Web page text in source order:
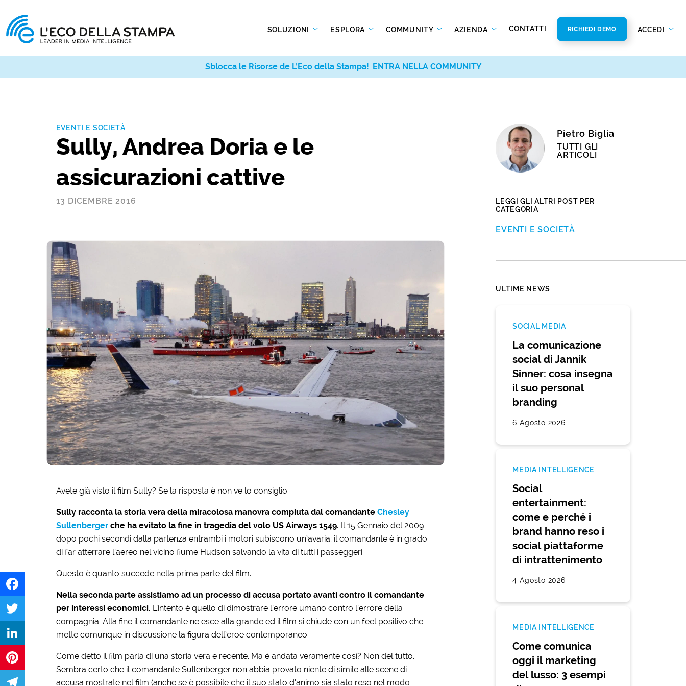
SOLUZIONI ESPLORA COMMUNITY AZIENDA CONTATTI RICHIEDI DEMO ACCEDI
Facebook
Twitter
LinkedIn
Pinterest
EVENTI E SOCIETÀ
Sully, Andrea Doria e le
assicurazioni cattive
13 DICEMBRE 2016
Avete già visto il film Sully? Se la risposta è non ve lo consiglio.
Sully racconta la storia vera della miracolosa manovra compiuta dal comandante Chesley
Sullenbergerche ha evitato la fine in tragedia del volo US Airways 1549. Il 15 Gennaio del 2009
dopo pochi secondi dalla partenza entrambi i motori subiscono un’avaria: il comandante è in grado
di far atterrare l’aereo nel vicino fiume Hudson salvando la vita di tutti i passeggeri.
Questo è quanto succede nella prima parte del film.
Nella seconda parte assistiamo ad un processo di accusa portato avanti contro il comandante
per interessi economici. L’intento è quello di dimostrare l’errore umano contro l’errore della
compagnia. Alla fine il comandante ne esce alla grande ed il film si chiude con un feel positivo che
mette comunque in discussione la figura dell’eroe contemporaneo.
Come detto il film parla di una storia vera e recente. Ma è andata veramente così? Non del tutto.
Sembra certo che il comandante Sullenberger non abbia provato niente di simile alle scene di
accusa mostrate nel film (anche se è possibile che il suo stato d’animo sia stato reso nel modo
Pietro Biglia
TUTTI GLI
ARTICOLI
LEGGI GLI ALTRI POST PER
CATEGORIA
EVENTI E SOCIETÀ
ULTIME NEWS
SOCIAL MEDIA
La comunicazione
social di Jannik
Sinner: cosa insegna
il suo personal
branding
6 Agosto 2026
MEDIA INTELLIGENCE
Social
entertainment:
come e perché i
brand hanno reso i
social piattaforme
di intrattenimento
4 Agosto 2026
MEDIA INTELLIGENCE
Come comunica
oggi il marketing
del lusso: 3 esempi
Sblocca le Risorse de L’Eco della Stampa! ENTRA NELLA COMMUNITY